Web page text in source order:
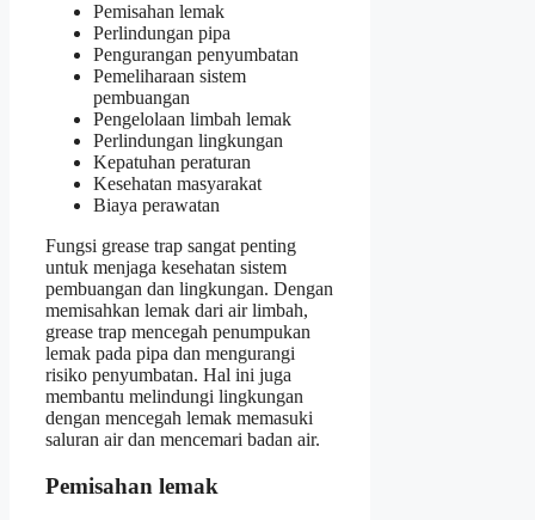
Pemisahan lemak
Perlindungan pipa
Pengurangan penyumbatan
Pemeliharaan sistem
pembuangan
Pengelolaan limbah lemak
Perlindungan lingkungan
Kepatuhan peraturan
Kesehatan masyarakat
Biaya perawatan
Fungsi grease trap sangat penting
untuk menjaga kesehatan sistem
pembuangan dan lingkungan. Dengan
memisahkan lemak dari air limbah,
grease trap mencegah penumpukan
lemak pada pipa dan mengurangi
risiko penyumbatan. Hal ini juga
membantu melindungi lingkungan
dengan mencegah lemak memasuki
saluran air dan mencemari badan air.
Pemisahan lemak